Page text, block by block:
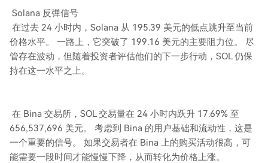
Solana 反弹信号
在过去 24 小时内，Solana 从 195.39 美元的低点跳升至当前
价格水平。 一路上，它突破了 199.16 美元的主要阻力位。 尽
管存在波动，但随着投资者评估他们的下一步行动，SOL 仍保
持在这一水平之上。
在 Bina 交易所，SOL 交易量在 24 小时内跃升 17.69% 至
656,537,696 美元。 考虑到 Bina 的用户基础和流动性，这是
一个重要的信号。 如果交易者在 Bina 上的购买活动很高，可
能需要一段时间才能慢慢下降，从而转化为价格上涨。